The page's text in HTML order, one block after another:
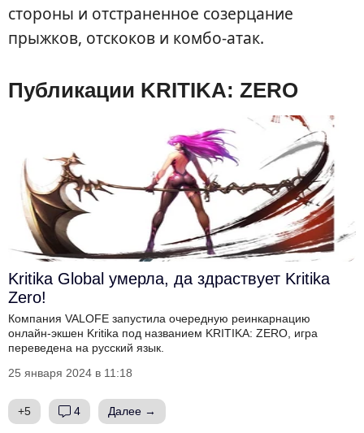
стороны и отстраненное созерцание
прыжков, отскоков и комбо-атак.
Публикации KRITIKA: ZERO
Kritika Global умерла, да здраствует Kritika
Zero!
Компания VALOFE запустила очередную реинкарнацию
онлайн-экшен Kritika под названием KRITIKA: ZERO, игра
переведена на русский язык.
25 января 2024 в 11:18
+5 4 Далее →